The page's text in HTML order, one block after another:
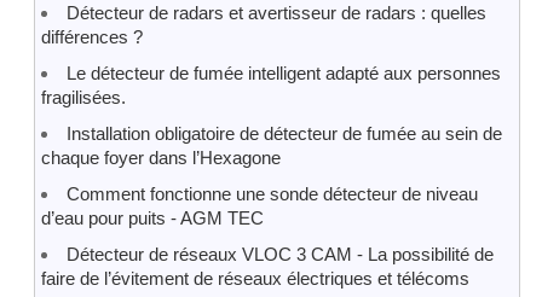
Détecteur de radars et avertisseur de radars : quelles
différences ?
Le détecteur de fumée intelligent adapté aux personnes
fragilisées.
Installation obligatoire de détecteur de fumée au sein de
chaque foyer dans l’Hexagone
Comment fonctionne une sonde détecteur de niveau
d’eau pour puits - AGM TEC
Détecteur de réseaux VLOC 3 CAM - La possibilité de
faire de l’évitement de réseaux électriques et télécoms